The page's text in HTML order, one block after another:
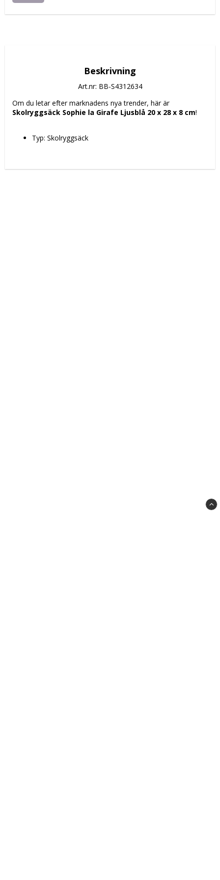
Beskrivning
Art.nr: BB-S4312634
Om du letar efter marknadens nya trender, här är
Skolryggsäck Sophie la Girafe Ljusblå 20 x 28 x 8 cm!
Typ: Skolryggsäck